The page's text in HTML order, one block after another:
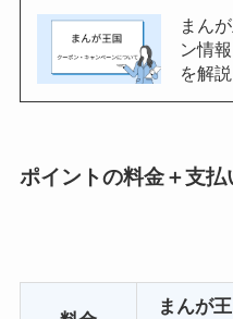
まん
ン情
を解
ポイントの料金＋支払
まんが王